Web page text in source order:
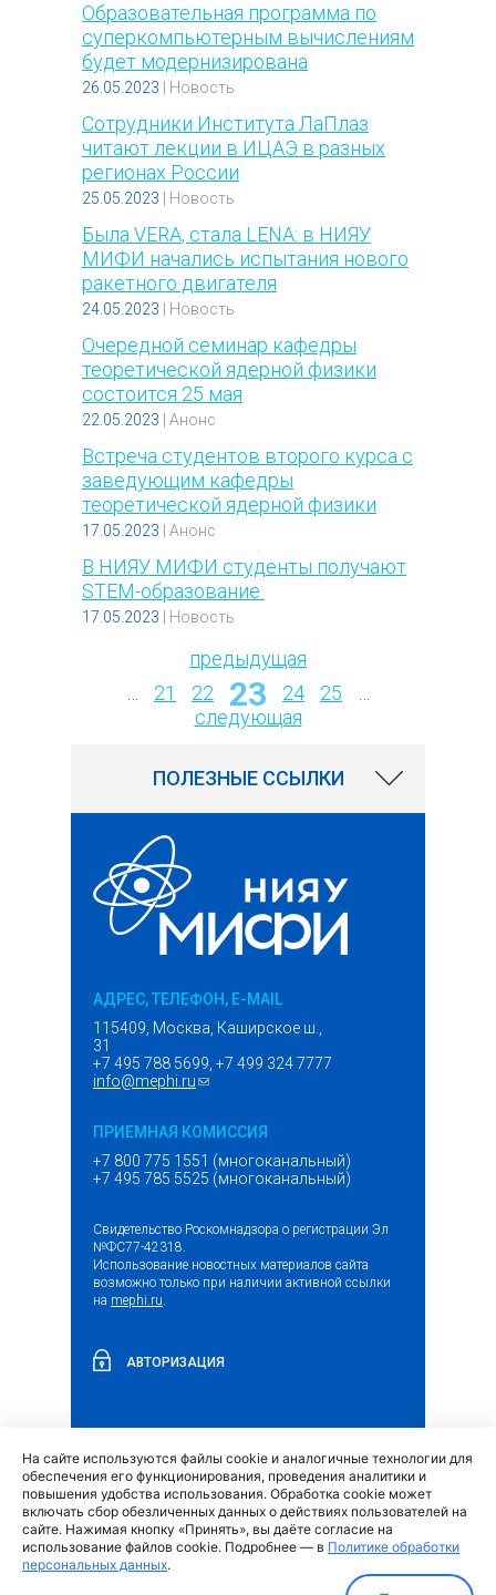
Образовательная программа по
суперкомпьютерным вычислениям
будет модернизирована
26.05.2023 Новость
Сотрудники Института ЛаПлаз
читают лекции в ИЦАЭ в разных
регионах России
25.05.2023 Новость
Была VERA, стала LENA: в НИЯУ
МИФИ начались испытания нового
ракетного двигателя
24.05.2023 Новость
Очередной семинар кафедры
теоретической ядерной физики
состоится 25 мая
22.05.2023 Анонс
Встреча студентов второго курса с
заведующим кафедры
теоретической ядерной физики
17.05.2023 Анонс
В НИЯУ МИФИ студенты получают
STEM-образование
17.05.2023 Новость
Страницы
предыдущая
21 22 23 24 25
следующая
ПОЛЕЗНЫЕ ССЫЛКИ
АДРЕС, ТЕЛЕФОН, E-MAIL
115409, Москва, Каширское ш.,
31
+7 495 788 5699, +7 499 324 7777
info@mephi.ru(ссылка для отправки email)
ПРИЕМНАЯ КОМИССИЯ
+7 800 775 1551 (многоканальный)
+7 495 785 5525 (многоканальный)
Свидетельство Роскомнадзора о регистрации Эл
№ФС77-42318.
Использование новостных материалов сайта
возможно только при наличии активной ссылки
на mephi.ru.
АВТОРИЗАЦИЯ
Обращение граждан и организаций (внешняя
ссылка)
Политика обработки персональных данных
На сайте используются файлы cookie и аналогичные технологии для
обеспечения его функционирования, проведения аналитики и
повышения удобства использования. Обработка cookie может
включать сбор обезличенных данных о действиях пользователей на
сайте. Нажимая кнопку «Принять», вы даёте согласие на
использование файлов cookie. Подробнее — в Политике обработки
персональных данных.